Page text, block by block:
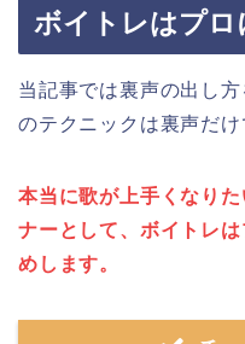
ボイトレはプロ
当記事では裏声の出し
のテクニックは裏声だけ
本当に歌が上手くなり
ナーとして、ボイトレ
めします。